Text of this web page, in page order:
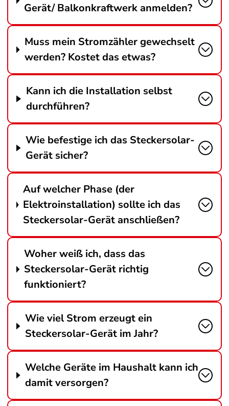
Gerät/ Balkonkraftwerk anmelden?
Muss mein Stromzähler gewechselt
werden? Kostet das etwas?
Kann ich die Installation selbst
durchführen?
Wie befestige ich das Steckersolar-
Gerät sicher?
Auf welcher Phase (der
Elektroinstallation) sollte ich das
Steckersolar-Gerät anschließen?
Woher weiß ich, dass das
Steckersolar-Gerät richtig
funktioniert?
Wie viel Strom erzeugt ein
Steckersolar-Gerät im Jahr?
Welche Geräte im Haushalt kann ich
damit versorgen?